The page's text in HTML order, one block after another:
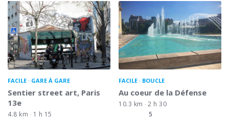
FACILE GARE À GARE
Sentier street art, Paris
13e
4.8 km
1 h 15
FACILE BOUCLE
Au coeur de la Défense
10.3 km
2 h 30
5